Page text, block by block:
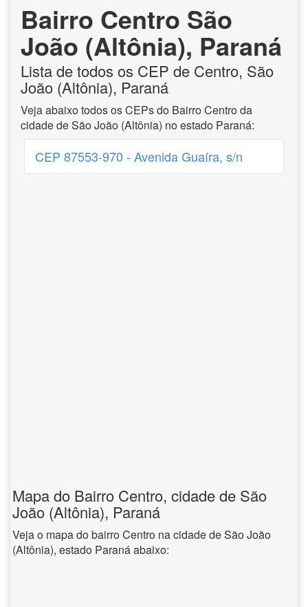
Bairro Centro São
João (Altônia), Paraná
Lista de todos os CEP de Centro, São
João (Altônia), Paraná
Veja abaixo todos os CEPs do Bairro Centro da
cidade de São João (Altônia) no estado Paraná:
CEP 87553-970 - Avenida Guaíra, s/n
Mapa do Bairro Centro, cidade de São
João (Altônia), Paraná
Veja o mapa do bairro Centro na cidade de São João
(Altônia), estado Paraná abaixo: